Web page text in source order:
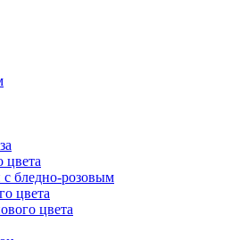
цвета
бледно-розовым
цвета
цвета